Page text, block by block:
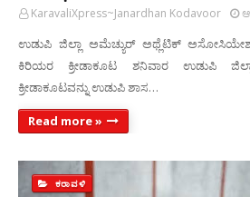
KaravaliXpress~Janardhan Kodavoor
ಉಡುಪಿ ಜಿಲ್ಲಾ ಅಮೆಚ್ಯುರ್ ಅಥ್ಲೆಟಿಕ್
ಕಿರಿಯರ ಕ್ರೀಡಾಕೂಟ ಶನಿವಾರ ಉಡುಪಿ ಜಿಲ್ಲಾ
ಕ್ರೀಡಾಕೂಟವನ್ನು ಉಡುಪಿ ಶಾಸ…
Read more »
ಕರಾವಳಿ